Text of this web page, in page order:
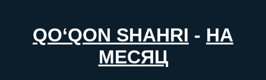
QO‘QON SHAHRI - НА
МЕСЯЦ